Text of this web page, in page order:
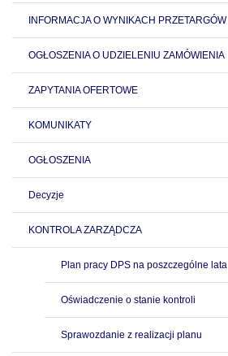
INFORMACJA O WYNIKACH PRZETARGÓW
OGŁOSZENIA O UDZIELENIU ZAMÓWIENIA
ZAPYTANIA OFERTOWE
KOMUNIKATY
OGŁOSZENIA
Decyzje
KONTROLA ZARZĄDCZA
Plan pracy DPS na poszczególne lata
Oświadczenie o stanie kontroli
Sprawozdanie z realizacji planu